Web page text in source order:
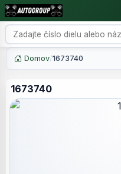
Domov/1673740
1673740